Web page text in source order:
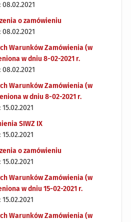
o zamówieniu
Warunków Zamówienia (w
w dniu 8-02-2021 r.
Warunków Zamówienia (w
w dniu 8-02-2021 r.
SIWZ IX
o zamówieniu
Warunków Zamówienia (w
w dniu 15-02-2021 r.
Warunków Zamówienia (w